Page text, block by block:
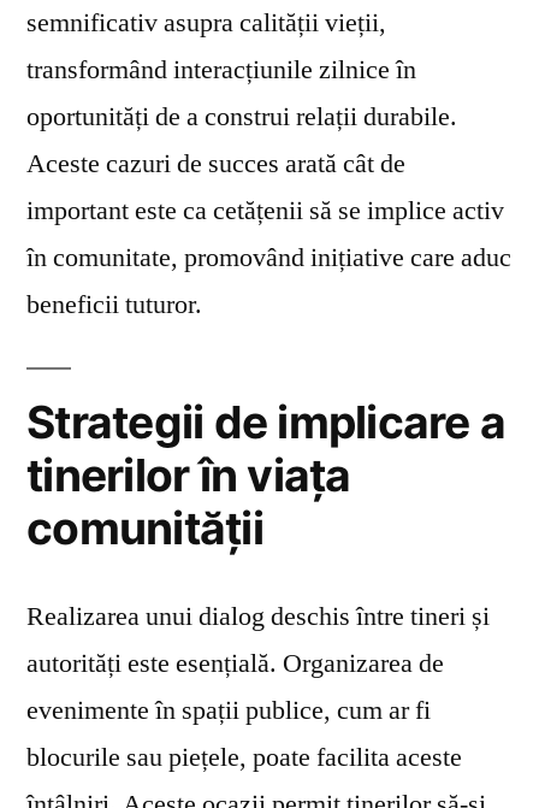
semnificativ asupra calității vieții,
transformând interacțiunile zilnice în
oportunități de a construi relații durabile.
Aceste cazuri de succes arată cât de
important este ca cetățenii să se implice activ
în comunitate, promovând inițiative care aduc
beneficii tuturor.
Strategii de implicare a
tinerilor în viața
comunității
Realizarea unui dialog deschis între tineri și
autorități este esențială. Organizarea de
evenimente în spații publice, cum ar fi
blocurile sau piețele, poate facilita aceste